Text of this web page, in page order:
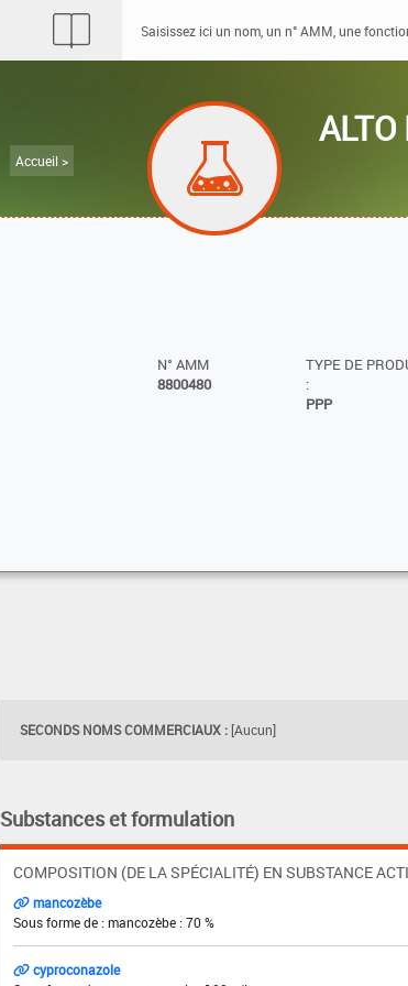
Accueil >
ALTO
N° AMM
8800480
TYPE DE
:
PPP
SECONDS NOMS COMMERCIAUX : [Aucun]
Substances et formulation
COMPOSITION (DE LA SPÉCIALITÉ) EN SUBSTANCE
mancozèbe
Sous forme de : mancozèbe : 70 %
cyproconazole